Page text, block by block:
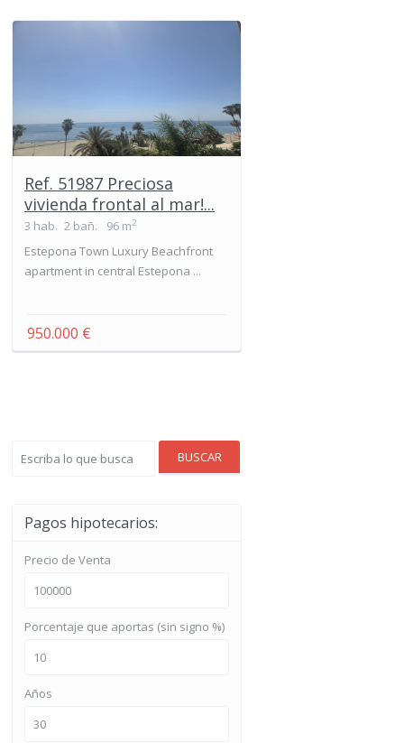
Ref. 51987 Preciosa
vivienda frontal al mar!...
3 hab. 2 bañ. 96 m2
Estepona Town Luxury Beachfront
apartment in central Estepona ...
950.000 €
BUSCAR
Pagos hipotecarios:
Precio de Venta
Porcentaje que aportas (sin signo %)
Años